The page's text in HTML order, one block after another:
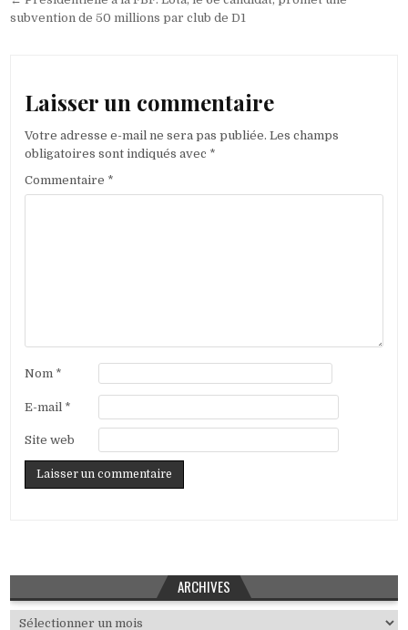
de
subvention de 50 millions par club de D1
Laisser un commentaire
Votre adresse e-mail ne sera pas publiée. Les champs
obligatoires sont indiqués avec *
Commentaire *
Nom *
E-mail *
Site web
ARCHIVES
Archives